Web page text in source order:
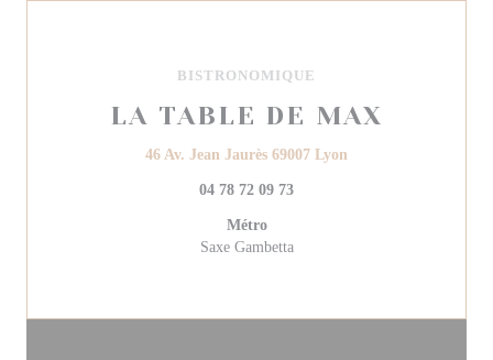
BISTRONOMIQUE
LA TABLE DE MAX
46 Av. Jean Jaurès 69007 Lyon
04 78 72 09 73
Métro
Saxe Gambetta